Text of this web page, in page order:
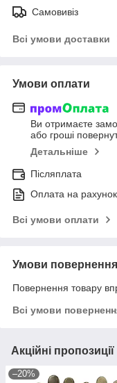
Самовивіз
Всі умови доставки
Умови оплати
Ви отримаєте
або гроші
Детальніше
Післяплата
Оплата на рахунок
Всі умови оплати
Умови повернення
Повернення товару
Всі умови
Акційні
–20%